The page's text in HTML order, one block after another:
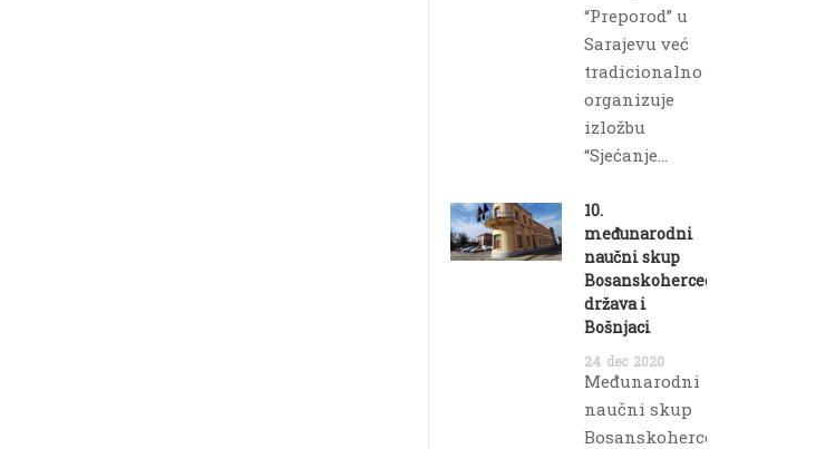
“Preporod” u
Sarajevu već
tradicionalno
organizuje
izložbu
“Sjećanje...
10.
međunarodni
naučni skup
Bosanskohercegovačka
država i
Bošnjaci
24 dec 2020
Međunarodni
naučni skup
Bosanskohercegovačka